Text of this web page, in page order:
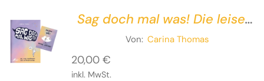
Sag doch mal was! Die leise
Superpower der
Introvertierten – inklusive
Giveaway
Von: Carina Thomas
20,00 €
inkl. MwSt.